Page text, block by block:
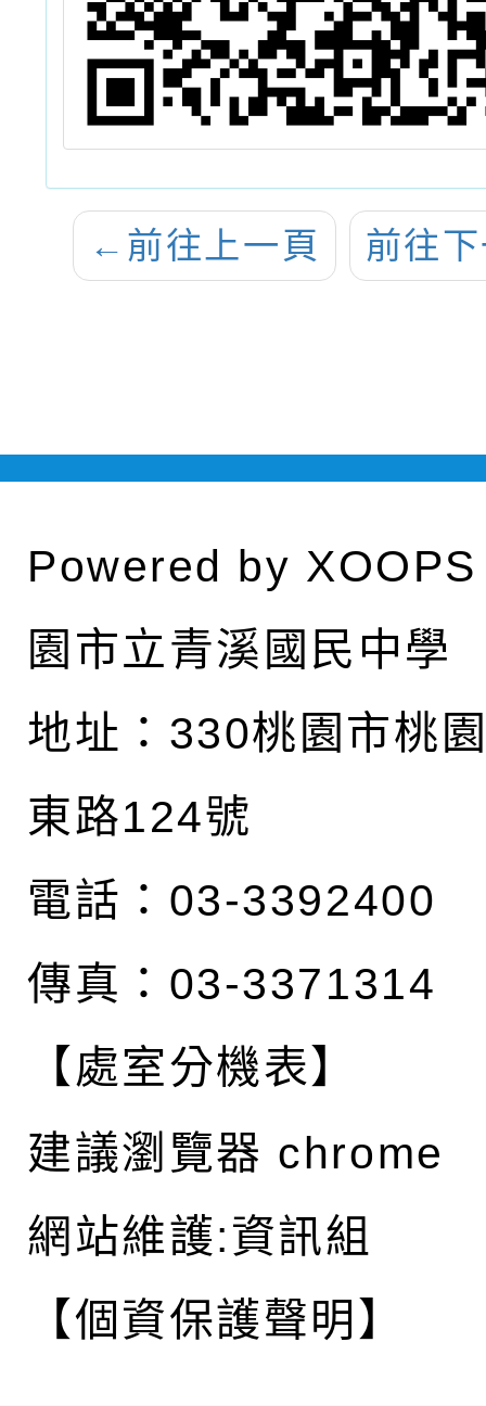
← 前往上一頁 前往
Powered by XOOPS
園市立青溪國民中學
地址： 330桃園市桃
東路124號
電話：03-3392400
傳真：03-3371314
【處室分機表】
建議瀏覽器 chrome
網站維護:資訊組
【個資保護聲明】